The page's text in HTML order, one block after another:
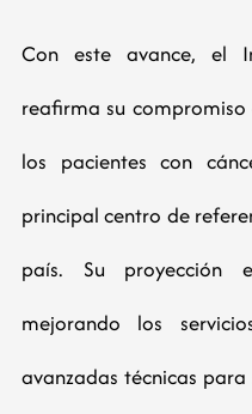
Con este avance, el
reafirma su
los pacientes con
principal centro de
país. Su proyección
mejorando los
avanzadas técnicas